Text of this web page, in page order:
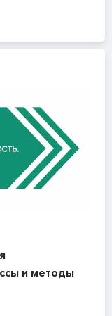
и методы